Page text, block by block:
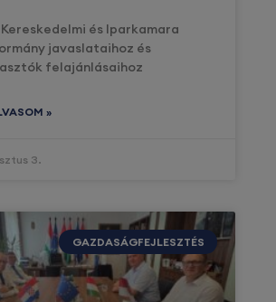
és Iparkamara
javaslataihoz és
felajánlásaihoz
»
3.
GAZDASÁGFEJLESZTÉS